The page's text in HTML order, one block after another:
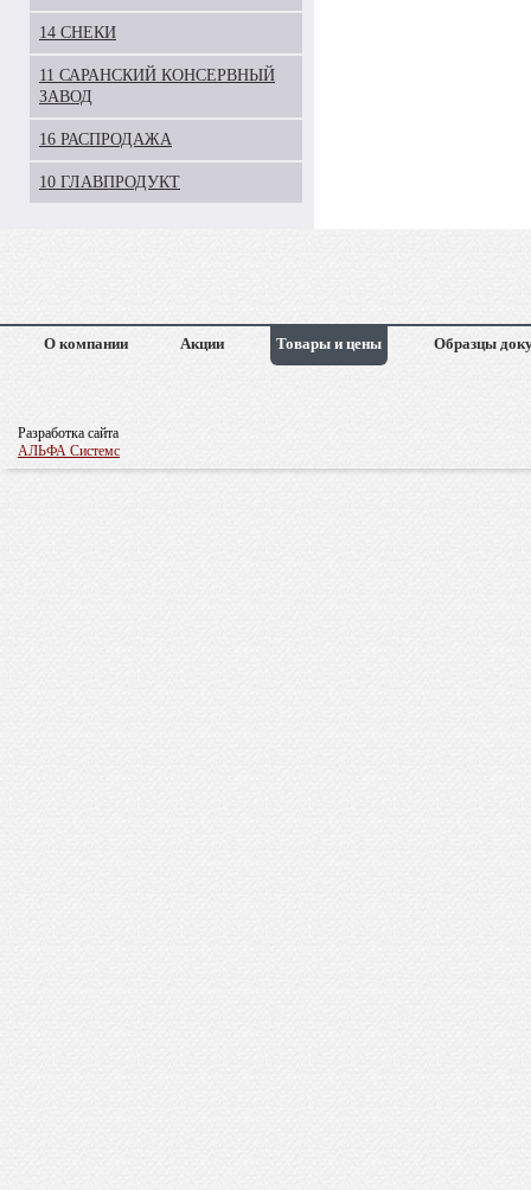
14 СНЕКИ
11 САРАНСКИЙ КОНСЕРВНЫЙ
ЗАВОД
16 РАСПРОДАЖА
10 ГЛАВПРОДУКТ
О компании Акции Товары и цены Образцы
Разработка сайта
АЛЬФА Системс